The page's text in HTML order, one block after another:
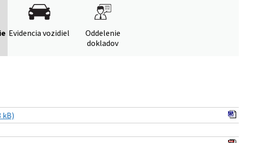
Evidencia vozidiel
Oddelenie
dokladov
kB)